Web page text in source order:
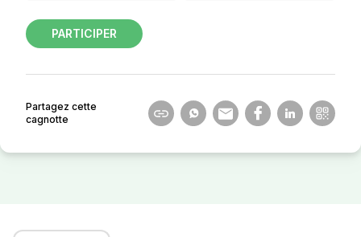
PARTICIPER
Partagez cette
cagnotte